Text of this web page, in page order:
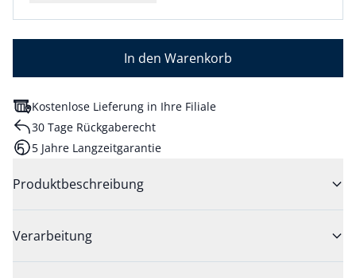
In den Warenkorb
Kostenlose Lieferung in Ihre Filiale
30 Tage Rückgaberecht
5 Jahre Langzeitgarantie
Produktbeschreibung
Verarbeitung